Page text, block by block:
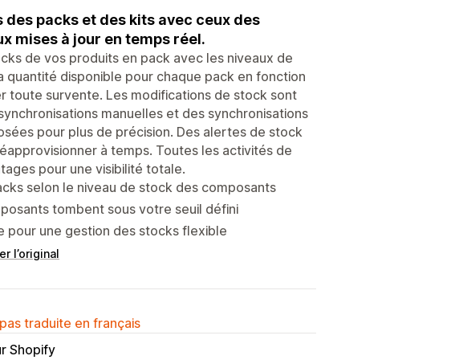
packs et des kits avec ceux des
mises à jour en temps réel.
de vos produits en pack avec les niveaux de
quantité disponible pour chaque pack en fonction
toute survente. Les modifications de stock sont
manuelles et des synchronisations
pour plus de précision. Des alertes de stock
à temps. Toutes les activités de
pour une visibilité totale.
selon le niveau de stock des composants
tombent sous votre seuil défini
pour une gestion des stocks flexible
l’original
traduite en français
Shopify